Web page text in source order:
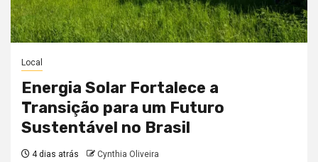
Local
Energia Solar Fortalece a
Transição para um Futuro
Sustentável no Brasil
4 dias atrás Cynthia Oliveira